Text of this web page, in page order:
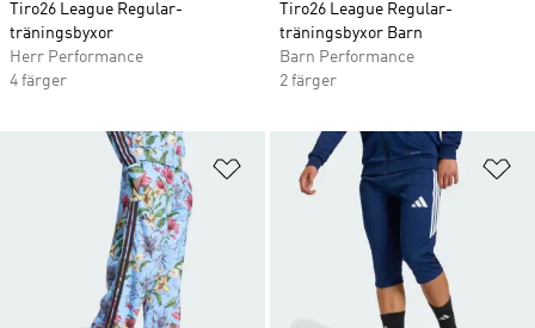
Tiro26 League Regular-
träningsbyxor
Herr Performance
4 färger
Tiro26 League Regular-
träningsbyxor Barn
Barn Performance
2 färger
Lägg till på önskelistan